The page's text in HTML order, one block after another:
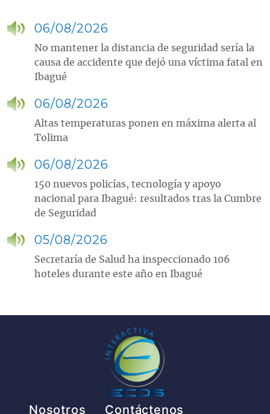
06/08/2026
No mantener la distancia de seguridad sería la
causa de accidente que dejó una víctima fatal en
Ibagué
06/08/2026
Altas temperaturas ponen en máxima alerta al
Tolima
06/08/2026
150 nuevos policías, tecnología y apoyo
nacional para Ibagué: resultados tras la Cumbre
de Seguridad
05/08/2026
Secretaría de Salud ha inspeccionado 106
hoteles durante este año en Ibagué
Pie de página
Nosotros Contáctenos